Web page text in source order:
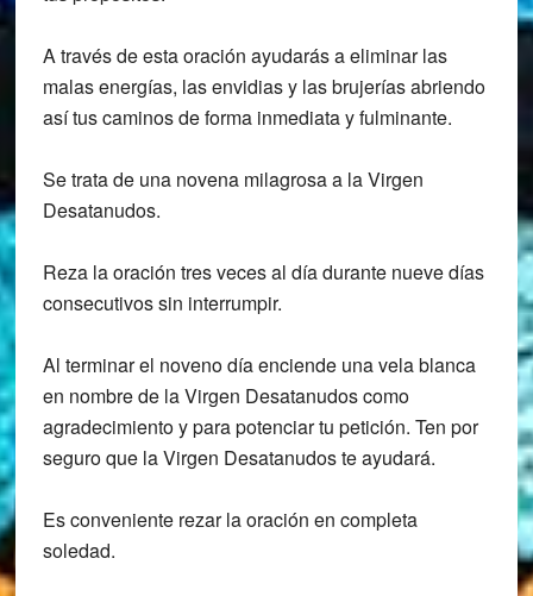
A través de esta oración ayudarás a eliminar las
malas energías, las envidias y las brujerías abriendo
así tus caminos de forma inmediata y fulminante.
Se trata de una novena milagrosa a la Virgen
Desatanudos.
Reza la oración tres veces al día durante nueve días
consecutivos sin interrumpir.
Al terminar el noveno día enciende una vela blanca
en nombre de la Virgen Desatanudos como
agradecimiento y para potenciar tu petición. Ten por
seguro que la Virgen Desatanudos te ayudará.
Es conveniente rezar la oración en completa
soledad.